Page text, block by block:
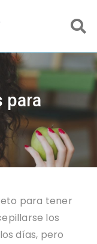
para
para tener
los
días, pero